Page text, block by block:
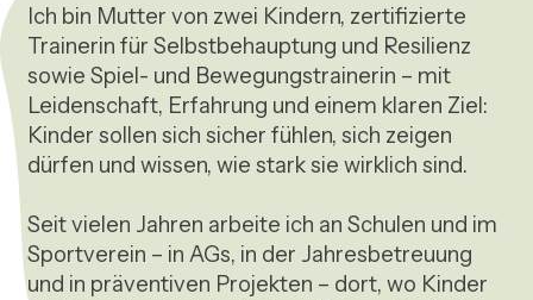
Ich bin Mutter von zwei Kindern, zertifizierte
Trainerin für Selbstbehauptung und Resilienz
sowie Spiel- und Bewegungstrainerin – mit
Leidenschaft, Erfahrung und einem klaren Ziel:
Kinder sollen sich sicher fühlen, sich zeigen
dürfen und wissen, wie stark sie wirklich sind.
Seit vielen Jahren arbeite ich an Schulen und im
Sportverein – in AGs, in der Jahresbetreuung
und in präventiven Projekten – dort, wo Kinder